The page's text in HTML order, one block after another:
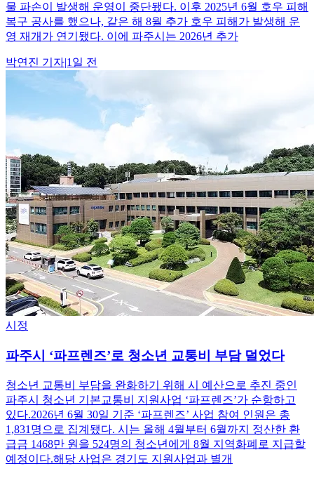
물 파손이 발생해 운영이 중단됐다. 이후 2025년 6월 호우 피해
복구 공사를 했으나, 같은 해 8월 추가 호우 피해가 발생해 운
영 재개가 연기됐다. 이에 파주시는 2026년 추가
박연진 기자|1일 전
시정
파주시 ‘파프렌즈’로 청소년 교통비 부담 덜었다
청소년 교통비 부담을 완화하기 위해 시 예산으로 추진 중인
파주시 청소년 기본교통비 지원사업 ‘파프렌즈’가 순항하고
있다.2026년 6월 30일 기준 ‘파프렌즈’ 사업 참여 인원은 총
1,831명으로 집계됐다. 시는 올해 4월부터 6월까지 정산한 환
급금 1468만 원을 524명의 청소년에게 8월 지역화폐로 지급할
예정이다.해당 사업은 경기도 지원사업과 별개